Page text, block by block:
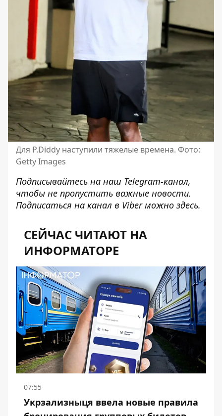
Для P.Diddy наступили тяжелые времена. Фото:
Getty Images
Подписывайтесь на наш Telegram-канал,
чтобы не пропустить важные новости.
Подписаться на канал в Viber можно здесь.
СЕЙЧАС ЧИТАЮТ НА
ИНФОРМАТОРЕ
07:55
Укрзализныця ввела новые правила